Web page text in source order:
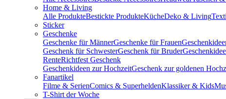
Home & Living
Alle ProdukteBestickte ProdukteKücheDeko & Living
Sticker
Geschenke
Geschenke für MännerGeschenke für Frauen
Geschenk für SchwesterGeschenk für Bruder
RenteRichtfest Geschenk
Geschenkideen zur HochzeitGeschenk zur goldenen
Fanartikel
Filme & SerienComics & SuperheldenKlassiker & Kids
T-Shirt der Woche